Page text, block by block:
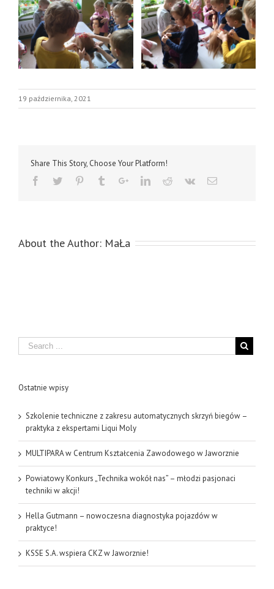
19 października, 2021
Share This Story, Choose Your Platform!
About the Author: MaŁa
Search
Ostatnie wpisy
Szkolenie techniczne z zakresu automatycznych skrzyń biegów –
praktyka z ekspertami Liqui Moly
MULTIPARA w Centrum Kształcenia Zawodowego w Jaworznie
Powiatowy Konkurs „Technika wokół nas” – młodzi pasjonaci
techniki w akcji!
Hella Gutmann – nowoczesna diagnostyka pojazdów w
praktyce!
KSSE S.A. wspiera CKZ w Jaworznie!